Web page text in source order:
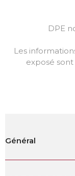
DPE
Les
exposé
Général